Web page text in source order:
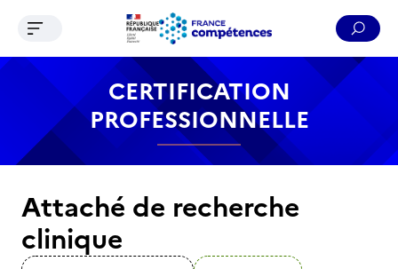
Contenu Recherche Menu Pied de page
Ouvrir le menu de navigation
CERTIFICATION
PROFESSIONNELLE
Attaché de recherche
clinique